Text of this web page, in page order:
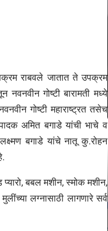
राबवले जातात ते उपक्रम
नवनवीन गोष्टी बारामती मध्ये
गोष्टी महाराष्ट्रत तसेच
अमित बगाडे यांची भाचे व
बगाडे यांचे नातू कु.रोहन
बबल मशीन, स्मोक मशीन,
लग्नासाठी लागणारे सर्व